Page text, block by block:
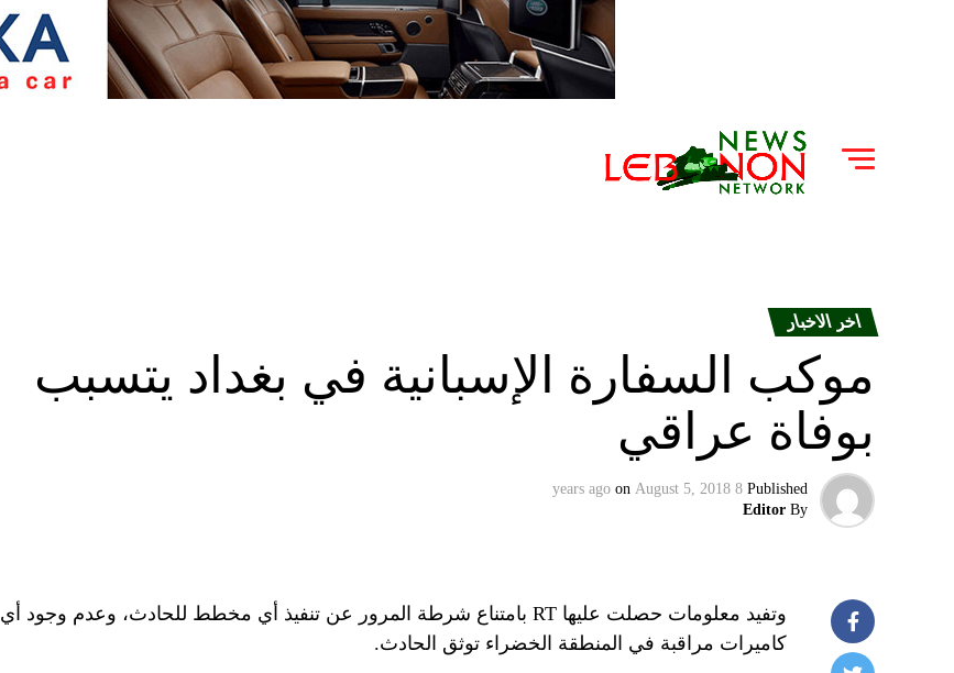
اخر الاخبار
موكب السفارة الإسبانية في بغداد يتسبب
بوفاة عراقي
Published
8 years ago
on August 5, 2018
By
Editor
وتفيد معلومات حصلت عليها RT بامتناع شرطة المرور عن تنفيذ أي مخطط للحادث، وعدم وجود أي
كاميرات مراقبة في المنطقة الخضراء توثق الحادث.